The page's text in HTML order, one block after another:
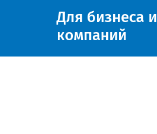
Для бизнеса и
компаний